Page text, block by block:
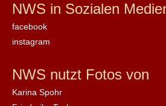
NWS in Sozialen
facebook
instagram
NWS nutzt Fotos von
Karina Spohr